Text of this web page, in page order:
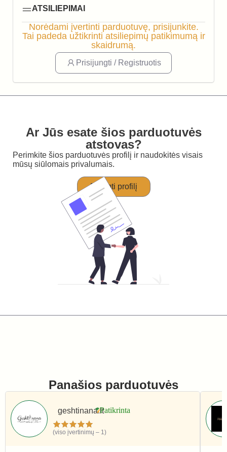
ATSILIEPIMAI
Norėdami įvertinti parduotuvę, prisijunkite.
Tai padeda užtikrinti atsiliepimų patikimumą ir
skaidrumą.
Prisijungti / Registruotis
Ar Jūs esate šios parduotuvės
atstovas?
Perimkite šios parduotuvės profilį ir naudokitės visais
mūsų siūlomais privalumais.
Perimti profilį
Panašios parduotuvės
geshtinana.lt
(viso įvertinimų – 1)